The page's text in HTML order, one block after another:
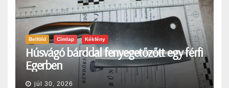
Belföld Címlap Kékfény
Húsvágó bárddal fenyegetőzőtt egy férfi
Egerben
júl 30, 2026